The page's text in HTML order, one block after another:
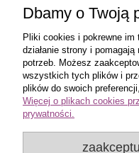
Dbamy o Twoją
Pliki cookies i pokrewne im
działanie strony i
potrzeb. Możesz
wszystkich tych plików i
plików do swoich
Więcej o plikach cookies
prywatności.